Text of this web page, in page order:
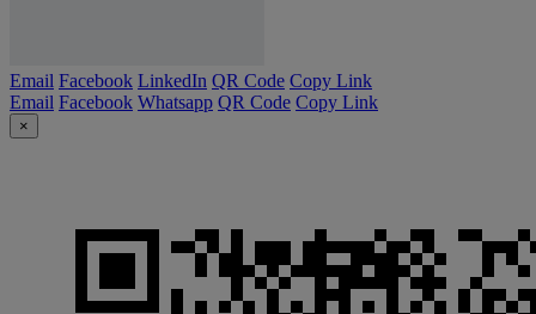
Email Facebook LinkedIn QR Code Copy Link
Email Facebook Whatsapp QR Code Copy Link
×